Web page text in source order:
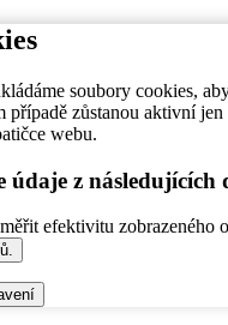
soubory cookies,
případě zůstanou aktivní
webu.
z následujících
efektivitu zobrazeného